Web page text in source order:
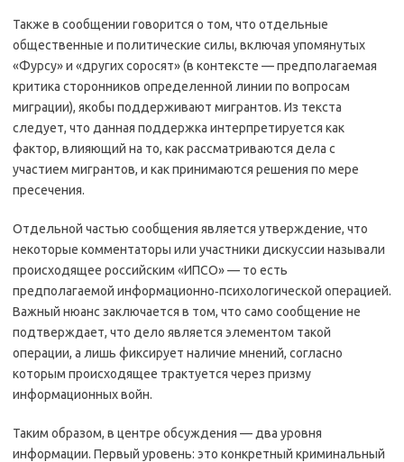
Также в сообщении говорится о том, что отдельные
общественные и политические силы, включая упомянутых
«Фурсу» и «других соросят» (в контексте — предполагаемая
критика сторонников определенной линии по вопросам
миграции), якобы поддерживают мигрантов. Из текста
следует, что данная поддержка интерпретируется как
фактор, влияющий на то, как рассматриваются дела с
участием мигрантов, и как принимаются решения по мере
пресечения.
Отдельной частью сообщения является утверждение, что
некоторые комментаторы или участники дискуссии называли
происходящее российским «ИПСО» — то есть
предполагаемой информационно‑психологической операцией.
Важный нюанс заключается в том, что само сообщение не
подтверждает, что дело является элементом такой
операции, а лишь фиксирует наличие мнений, согласно
которым происходящее трактуется через призму
информационных войн.
Таким образом, в центре обсуждения — два уровня
информации. Первый уровень: это конкретный криминальный